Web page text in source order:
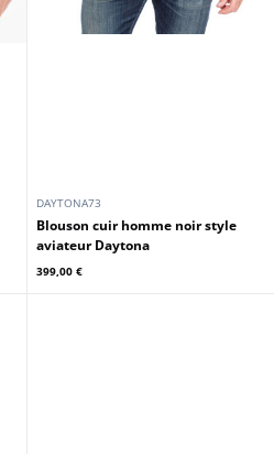
DAYTONA73
Blouson cuir homme noir style
aviateur Daytona
399,00 €